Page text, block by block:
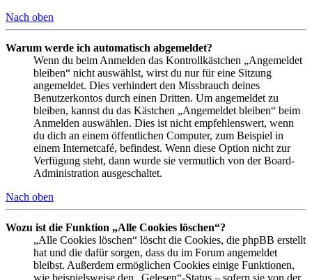
Nach oben
Warum werde ich automatisch abgemeldet?
Wenn du beim Anmelden das Kontrollkästchen „Angemeldet
bleiben“ nicht auswählst, wirst du nur für eine Sitzung
angemeldet. Dies verhindert den Missbrauch deines
Benutzerkontos durch einen Dritten. Um angemeldet zu
bleiben, kannst du das Kästchen „Angemeldet bleiben“ beim
Anmelden auswählen. Dies ist nicht empfehlenswert, wenn
du dich an einem öffentlichen Computer, zum Beispiel in
einem Internetcafé, befindest. Wenn diese Option nicht zur
Verfügung steht, dann wurde sie vermutlich von der Board-
Administration ausgeschaltet.
Nach oben
Wozu ist die Funktion „Alle Cookies löschen“?
„Alle Cookies löschen“ löscht die Cookies, die phpBB erstellt
hat und die dafür sorgen, dass du im Forum angemeldet
bleibst. Außerdem ermöglichen Cookies einige Funktionen,
wie beispielsweise den „Gelesen“-Status – sofern sie von der